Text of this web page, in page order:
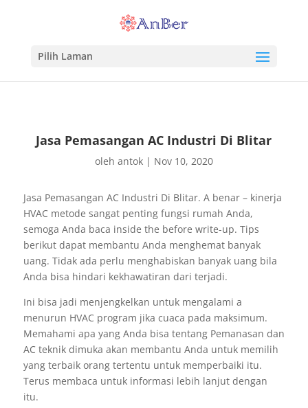
Pilih Laman
Jasa Pemasangan AC Industri Di Blitar
oleh antok| Nov 10, 2020
Jasa Pemasangan AC Industri Di Blitar. A benar – kinerja
HVAC metode sangat penting fungsi rumah Anda,
semoga Anda baca inside the before write-up. Tips
berikut dapat membantu Anda menghemat banyak
uang. Tidak ada perlu menghabiskan banyak uang bila
Anda bisa hindari kekhawatiran dari terjadi.
Ini bisa jadi menjengkelkan untuk mengalami a
menurun HVAC program jika cuaca pada maksimum.
Memahami apa yang Anda bisa tentang Pemanasan dan
AC teknik dimuka akan membantu Anda untuk memilih
yang terbaik orang tertentu untuk memperbaiki itu.
Terus membaca untuk informasi lebih lanjut dengan
itu.